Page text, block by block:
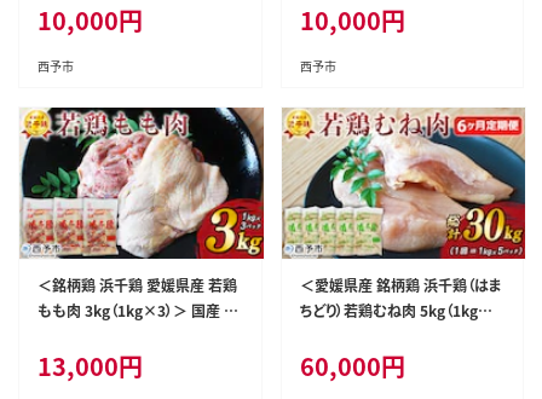
はまちどり 精肉 にく ブロック 料
理 アレンジ 夕飯 夕食 お弁当 昼
食 唐揚げ から揚げ マルハフー
凍】『1か月以内に順次出荷』
10,000円
西予市
肉 ムネ はまちどり 精肉 にく 切
身 カット 料理 アレンジ 夕飯 夕
食 お弁当 昼食 マルハフーズ株
か月以内に順次出荷予定』
10,000円
西予市
＜銘柄鶏 浜千鶏 愛媛県産 若鶏
もも肉 3kg（1kg×3）＞ 国産 鶏
ちどり ブロック 精肉 にく 料理 ア
レンジ 夕飯 夕食 お弁当 昼食 唐
13,000円
＜愛媛県産 銘柄鶏 浜千鶏（はま
ちどり）若鶏むね肉 5kg（1kg×
容量 業務用 家庭用 鳥肉 とり チ
キン ムネ 精肉 塊 ブロック 定期
60,000円